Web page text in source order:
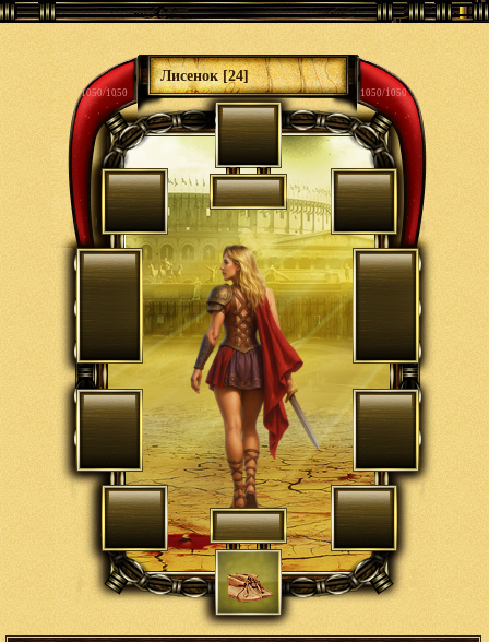
Лисенок [24]
1050/1050 1050/1050